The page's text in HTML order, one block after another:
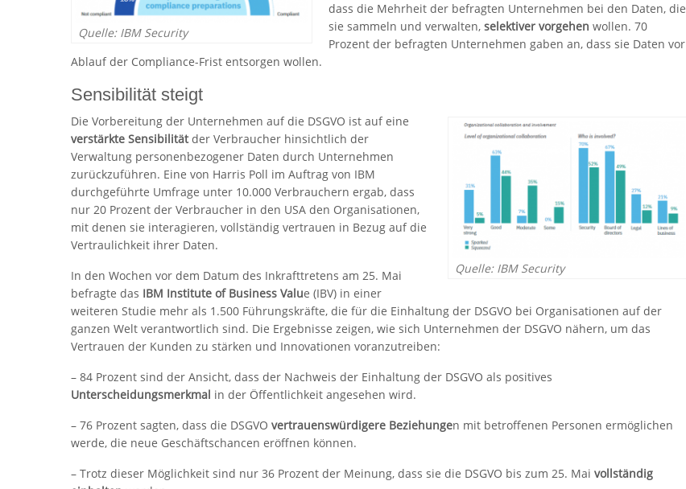
Quelle: IBM Security
dass die Mehrheit der befragten Unternehmen bei den Daten, die
sie sammeln und verwalten, selektiver vorgehen wollen. 70
Prozent der befragten Unternehmen gaben an, dass sie Daten vor
Ablauf der Compliance-Frist entsorgen wollen.
Sensibilität steigt
Quelle: IBM Security
Die Vorbereitung der Unternehmen auf die DSGVO ist auf eine
verstärkte Sensibilitätder Verbraucher hinsichtlich der
Verwaltung personenbezogener Daten durch Unternehmen
zurückzuführen. Eine von Harris Poll im Auftrag von IBM
durchgeführte Umfrage unter 10.000 Verbrauchern ergab, dass
nur 20 Prozent der Verbraucher in den USA den Organisationen,
mit denen sie interagieren, vollständig vertrauen in Bezug auf die
Vertraulichkeit ihrer Daten.
In den Wochen vor dem Datum des Inkrafttretens am 25. Mai
befragte das IBM Institute of Business Value (IBV) in einer
weiteren Studie mehr als 1.500 Führungskräfte, die für die Einhaltung der DSGVO bei Organisationen auf der
ganzen Welt verantwortlich sind. Die Ergebnisse zeigen, wie sich Unternehmen der DSGVO nähern, um das
Vertrauen der Kunden zu stärken und Innovationen voranzutreiben:
– 84 Prozent sind der Ansicht, dass der Nachweis der Einhaltung der DSGVO als positives
Unterscheidungsmerkmal in der Öffentlichkeit angesehen wird.
– 76 Prozent sagten, dass die DSGVO vertrauenswürdigere Beziehungen mit betroffenen Personen ermöglichen
werde, die neue Geschäftschancen eröffnen können.
– Trotz dieser Möglichkeit sind nur 36 Prozent der Meinung, dass sie die DSGVO bis zum 25. Mai vollständig